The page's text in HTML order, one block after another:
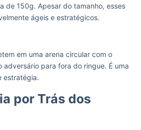
de 150g. Apesar do tamanho, esses
ágeis e estratégicos.
em uma arena circular com o
adversário para fora do ringue. É uma
estratégia.
por Trás dos